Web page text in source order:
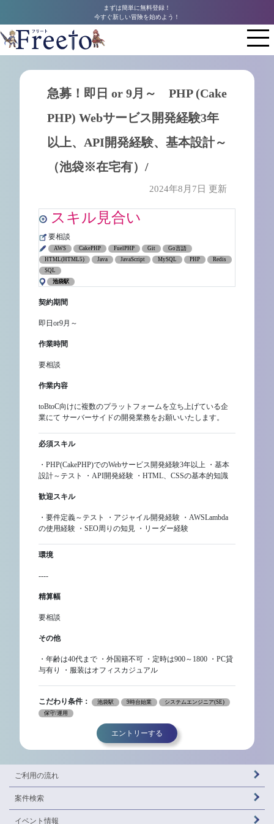
まずは簡単に無料登録！
今すぐ新しい冒険を始めよう！
急募！即日 or 9月～ PHP (Cake
PHP) Webサービス開発経験3年
以上、API開発経験、基本設計～
（池袋※在宅有）/
2024年8月7日 更新
スキル見合い
要相談
AWS CakePHP FuelPHP Git
Go言語
HTML(HTML5)
Java JavaScript MySQL PHP
Redis
SQL
池袋駅
契約期間
即日or9月～
作業時間
要相談
作業内容
toBtoC向けに複数のプラットフォームを立ち上げている企
業にて サーバーサイドの開発業務をお願いいたします。
必須スキル
・PHP(CakePHP)でのWebサービス開発経験3年以上 ・基本
設計～テスト ・API開発経験 ・HTML、CSSの基本的知識
歓迎スキル
・要件定義～テスト ・アジャイル開発経験 ・AWSLambda
の使用経験 ・SEO周りの知見 ・リーダー経験
環境
----
精算幅
要相談
その他
・年齢は40代まで ・外国籍不可 ・定時は900～1800 ・PC貸
与有り ・服装はオフィスカジュアル
こだわり条件： 池袋駅 9時台始業
システムエンジニア(SE)
保守/運用
エントリーする
ご利用の流れ
案件検索
イベント情報